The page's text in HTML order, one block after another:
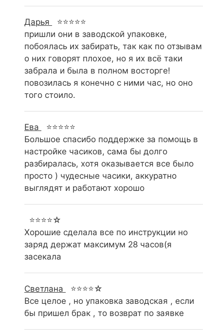
Дарья
⭐⭐⭐⭐⭐
пришли они в заводской упаковке,
побоялась их забирать, так как по отзывам
о них говорят плохое, но я их всё таки
забрала и была в полном восторге!
повозилась я конечно с ними час, но оно
того стоило.
Ева
⭐⭐⭐⭐⭐
Большое спасибо поддержке за помощь в
настройке часиков, сама бы долго
разбиралась, хотя оказывается все было
просто ) чудесные часики, аккуратно
выглядят и работают хорошо
⭐⭐⭐⭐☆
Хорошие сделала все по инструкции но
заряд держат максимум 28 часов(я
засекала
Светлана
⭐⭐⭐⭐☆
Все целое , но упаковка заводская , если
бы пришел брак , то возврат по заявке